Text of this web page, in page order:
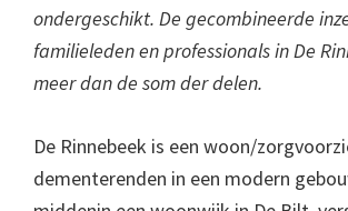
ondergeschikt. De gecombineerde
familieleden en professionals in De
meer dan de som der delen.
De Rinnebeek is een woon/
dementerenden in een modern